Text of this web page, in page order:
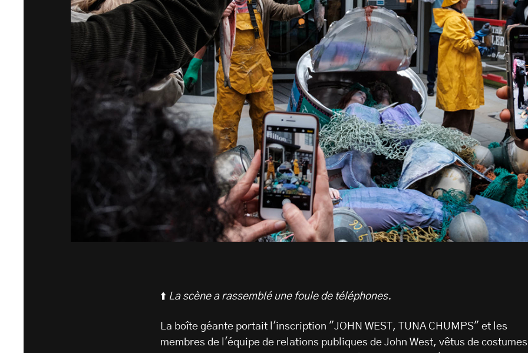
⬆️ La scène a rassemblé une foule de téléphones.
La boîte géante portait l'inscription "JOHN WEST, TUNA CHUMPS" et les
membres de l'équipe de relations publiques de John West, vêtus de